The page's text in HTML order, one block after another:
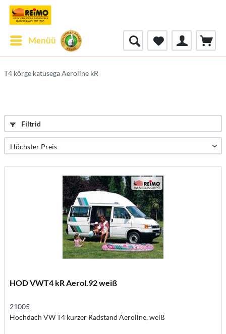
Menüü
T4 kõrge katusega Aeroline kR
Filtrid
HOD VWT4 kR Aerol.92 weiß
21005
Hochdach VW T4 kurzer Radstand Aeroline, weiß